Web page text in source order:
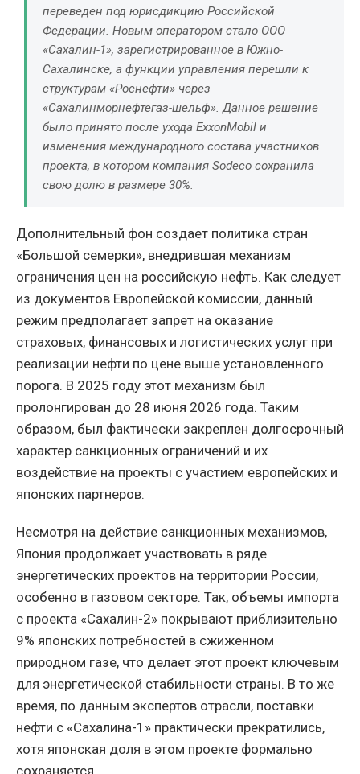
переведен под юрисдикцию Российской
Федерации. Новым оператором стало ООО
«Сахалин-1», зарегистрированное в Южно-
Сахалинске, а функции управления перешли к
структурам «Роснефти» через
«Сахалинморнефтегаз-шельф». Данное решение
было принято после ухода ExxonMobil и
изменения международного состава участников
проекта, в котором компания Sodeco сохранила
свою долю в размере 30%.
Дополнительный фон создает политика стран
«Большой семерки», внедрившая механизм
ограничения цен на российскую нефть. Как следует
из документов Европейской комиссии, данный
режим предполагает запрет на оказание
страховых, финансовых и логистических услуг при
реализации нефти по цене выше установленного
порога. В 2025 году этот механизм был
пролонгирован до 28 июня 2026 года. Таким
образом, был фактически закреплен долгосрочный
характер санкционных ограничений и их
воздействие на проекты с участием европейских и
японских партнеров.
Несмотря на действие санкционных механизмов,
Япония продолжает участвовать в ряде
энергетических проектов на территории России,
особенно в газовом секторе. Так, объемы импорта
с проекта «Сахалин-2» покрывают приблизительно
9% японских потребностей в сжиженном
природном газе, что делает этот проект ключевым
для энергетической стабильности страны. В то же
время, по данным экспертов отрасли, поставки
нефти с «Сахалина-1» практически прекратились,
хотя японская доля в этом проекте формально
сохраняется.